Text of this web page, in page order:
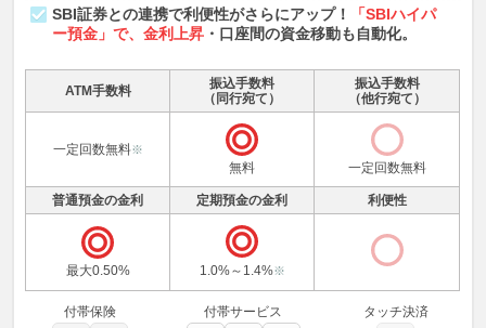
SBI証券との連携で利便性がさらにアップ！
「SBIハイパ
ー預金」で、金利上昇 ・口座間の資金移動も自動化。
ATM手数料
振込手数料
（同行宛て）
振込手数料
（他行宛て）
一定回数無料※
無料 一定回数無料
普通預金の金利 定期預金の金利 利便性
最大0.50% 1.0%～1.4%※
付帯保険 付帯サービス タッチ決済